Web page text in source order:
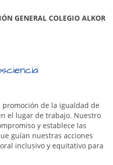
GENERAL COLEGIO ALKOR
promoción de la igualdad de
el lugar de trabajo. Nuestro
y establece las
guían nuestras acciones
inclusivo y equitativo para